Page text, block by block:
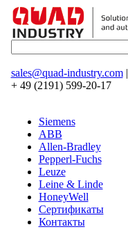
sales@quad-industry.com|
+ 49 (2191) 599-20-17
Siemens
ABB
Allen-Bradley
Pepperl-Fuchs
Leuze
Leine & Linde
HoneyWell
Сертификаты
Контакты